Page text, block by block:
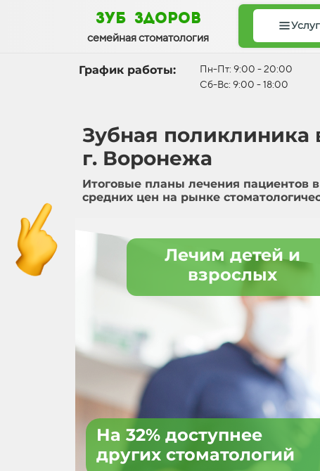
зуб здоров
семейная стоматология
График работы:
Пн-Пт: 9:00 - 20:00
Сб-Вс: 9:00 - 18:00
Лечим детей и
взрослых
Зубная поликлиника
г. Воронежа
Итоговые планы лечения пациентов
средних цен на рынке
На 32% доступнее
других стоматологий